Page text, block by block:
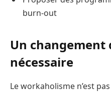
burn-out
Un changement
nécessaire
Le workaholisme n’est